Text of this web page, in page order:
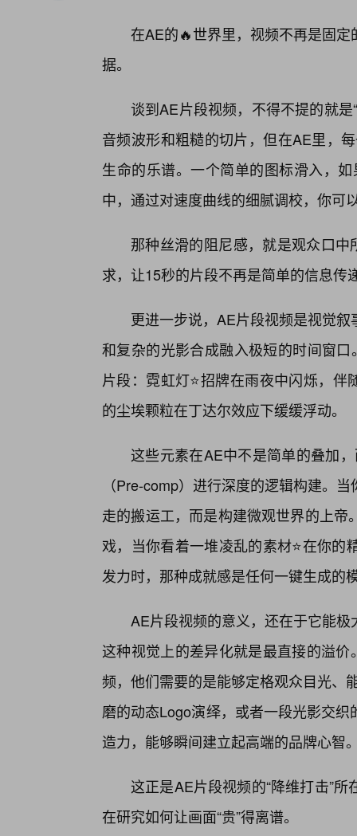
在AE的🔥世界里，视频不再是固
据。
谈到AE片段视频，不得不提的就
音频波形和粗糙的切片，但在AE里，
生命的乐谱。一个简单的图标滑入，
中，通过对速度曲线的细腻调校，你可
那种丝滑的阻尼感，就是观众口中
求，让15秒的片段不再是简单的信息传
更进一步说，AE片段视频是视觉
和复杂的光影合成融入极短的时间窗
片段：霓虹灯⭐招牌在雨夜中闪烁，
的尘埃颗粒在丁达尔效应下缓缓浮动。
这些元素在AE中不是简单的叠加
（Pre-comp）进行深度的逻辑构建。
走的搬运工，而是构建微观世界的上
戏，当你看着一堆凌乱的素材⭐在你
发力时，那种成就感是任何一键生成的
AE片段视频的意义，还在于它能
这种视觉上的差异化就是最直接的溢
频，他们需要的是能够定格观众目光、
磨的动态Logo演绎，或者一段光影交
造力，能够瞬间建立起高端的品牌心智
这正是AE片段视频的“降维打击”
在研究如何让画面“贵”得离谱。